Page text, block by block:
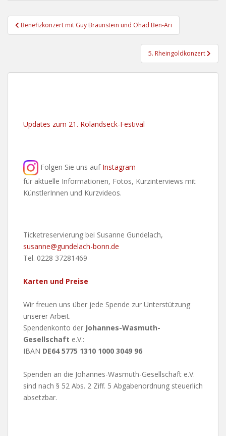
Beitragsnavigation
Benefizkonzert mit Guy Braunstein und Ohad Ben-Ari
5. Rheingoldkonzert
Updates zum 21. Rolandseck-Festival
Folgen Sie uns auf Instagram
für aktuelle Informationen, Fotos, Kurzinterviews mit
KünstlerInnen und Kurzvideos.
Ticketreservierung bei Susanne Gundelach,
susanne@gundelach-bonn.de
Tel. 0228 37281469
Karten und Preise
Wir freuen uns über jede Spende zur Unterstützung
unserer Arbeit.
Spendenkonto der Johannes-Wasmuth-
Gesellschaft e.V.:
IBAN DE64 5775 1310 1000 3049 96
Spenden an die Johannes-Wasmuth-Gesellschaft e.V.
sind nach § 52 Abs. 2 Ziff. 5 Abgabenordnung steuerlich
absetzbar.